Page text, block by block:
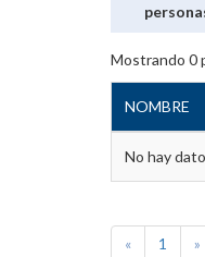
Mostrando 0
NOMBRE
No hay
« 1 »